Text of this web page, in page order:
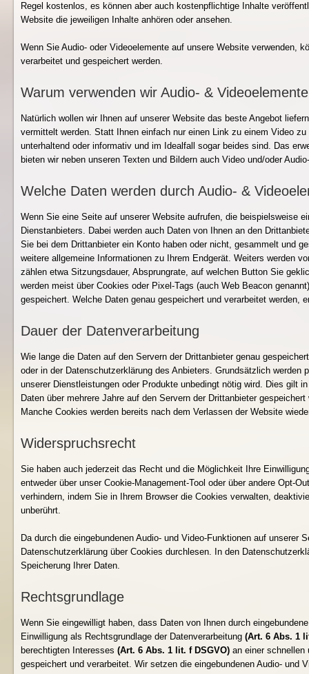
Regel kostenlos, es können aber auch kostenpflichtige Inhalte
Website die jeweiligen Inhalte anhören oder ansehen.
Wenn Sie Audio- oder Videoelemente auf unsere Website verwenden,
verarbeitet und gespeichert werden.
Warum verwenden wir Audio- &
Natürlich wollen wir Ihnen auf unserer Website das beste Angebot
vermittelt werden. Statt Ihnen einfach nur einen Link zu einem Video
unterhaltend oder informativ und im Idealfall sogar beides sind. Das
bieten wir neben unseren Texten und Bildern auch Video und/oder
Welche Daten werden durch Audio- &
Wenn Sie eine Seite auf unserer Website aufrufen, die beispielsweise
Dienstanbieters. Dabei werden auch Daten von Ihnen an den
Sie bei dem Drittanbieter ein Konto haben oder nicht, gesammelt und
weitere allgemeine Informationen zu Ihrem Endgerät. Weiters werden
zählen etwa Sitzungsdauer, Absprungrate, auf welchen Button Sie
werden meist über Cookies oder Pixel-Tags (auch Web Beacon
gespeichert. Welche Daten genau gespeichert und verarbeitet
Dauer der Datenverarbeitung
Wie lange die Daten auf den Servern der Drittanbieter genau
oder in der Datenschutzerklärung des Anbieters. Grundsätzlich
unserer Dienstleistungen oder Produkte unbedingt nötig wird. Dies gilt
Daten über mehrere Jahre auf den Servern der Drittanbieter
Manche Cookies werden bereits nach dem Verlassen der Website
Widerspruchsrecht
Sie haben auch jederzeit das Recht und die Möglichkeit Ihre
entweder über unser Cookie-Management-Tool oder über andere Opt-
verhindern, indem Sie in Ihrem Browser die Cookies verwalten,
unberührt.
Da durch die eingebundenen Audio- und Video-Funktionen auf
Datenschutzerklärung über Cookies durchlesen. In den
Speicherung Ihrer Daten.
Rechtsgrundlage
Wenn Sie eingewilligt haben, dass Daten von Ihnen durch
Einwilligung als Rechtsgrundlage der Datenverarbeitung (Art. 6 Abs. 1
berechtigten Interesses (Art. 6 Abs. 1 lit. f DSGVO) an einer schnellen
gespeichert und verarbeitet. Wir setzen die eingebundenen Audio- und